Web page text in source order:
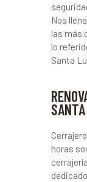
Nos
las más
lo
Santa
horas